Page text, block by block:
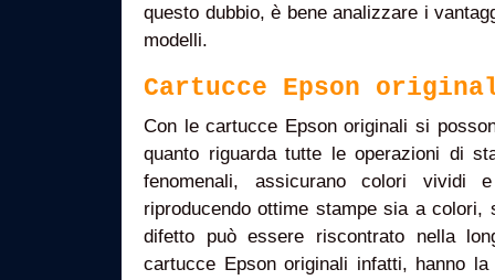
questo dubbio, è bene analizzare i
modelli.
Cartucce Epson
Con le cartucce Epson originali si
quanto riguarda tutte le operazioni di
fenomenali, assicurano colori vividi
riproducendo ottime stampe sia a colori,
difetto può essere riscontrato nella
cartucce Epson originali infatti, hanno